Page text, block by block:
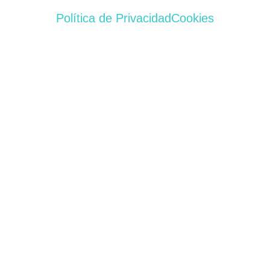
Política de PrivacidadCookies